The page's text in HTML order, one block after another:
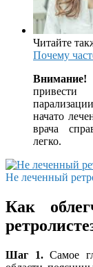
Читайте
Почему
Внимание!
начато
врача
легко.
Не леченный
Как
Шаг 1.Самое